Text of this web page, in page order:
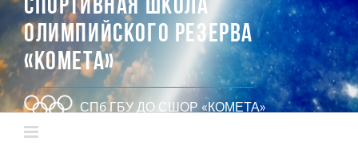
ОЛИМПИЙСКОГО РЕЗЕРВА
«КОМЕТА»
СПб ГБУ ДО СШОР «КОМЕТА»